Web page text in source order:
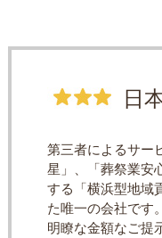
日
第三者によるサー
星」、「葬祭業安
する「横浜型地域
た唯一の会社です
明瞭な金額なご提